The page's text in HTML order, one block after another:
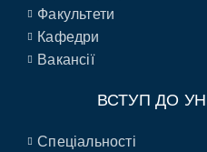
Факультети
Кафедри
Вакансії
ВСТУП ДО
Спеціальності